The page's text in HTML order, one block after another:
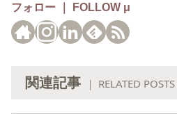
フォロー ｜ FOLLOW μ
関連記事 ｜ RELATED POSTS